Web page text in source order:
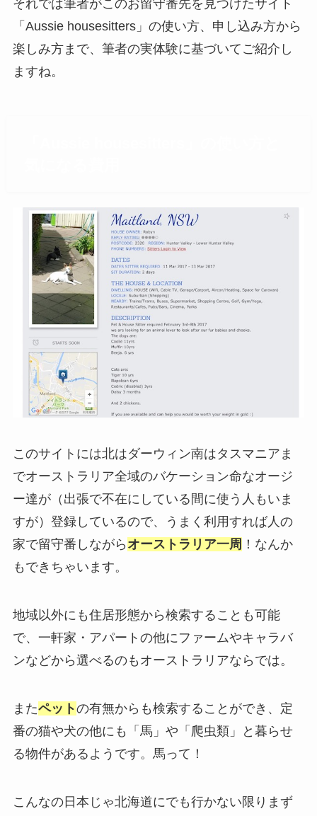
それでは筆者がこのお留守番先を見つけたサイト
「Aussie housesitters」の使い方、申し込み方から
楽しみ方まで、筆者の実体験に基づいてご紹介し
ますね。
このサイトには北はダーウィン南はタスマニアま
でオーストラリア全域のバケーション命なオージ
ー達が（出張で不在にしている間に使う人もいま
すが）登録しているので、うまく利用すれば人の
家で留守番しながら オーストラリア一周 ！なんか
もできちゃいます。
地域以外にも住居形態から検索することも可能
で、一軒家・アパートの他にファームやキャラバ
ンなどから選べるのもオーストラリアならでは。
またペットの有無からも検索することができ、定
番の猫や犬の他にも「馬」や「爬虫類」と暮らせ
る物件があるようです。馬って！
こんなの日本じゃ北海道にでも行かない限りまず